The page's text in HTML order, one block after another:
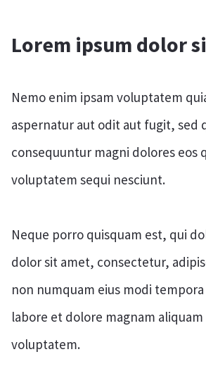
Lorem ipsum dolor
Nemo enim ipsam voluptatem
aspernatur aut odit aut fugit, sed
consequuntur magni dolores eos
voluptatem sequi nesciunt.
Neque porro quisquam est, qui
dolor sit amet, consectetur,
non numquam eius modi
labore et dolore magnam
voluptatem.